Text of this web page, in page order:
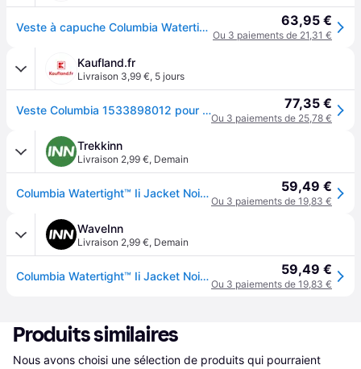
Veste à capuche Columbia Watertight II noir charbon - XL - Black 63,95 €
Ou 3 paiements de 21,31 €
Kaufland.fr
Livraison 3,99 €, 5 jours
Veste Columbia 1533898012 pour Homme 77,35 €
Ou 3 paiements de 25,78 €
Trekkinn
Livraison 2,99 €, Demain
Columbia Watertight™ Ii Jacket Noir XL Homme 59,49 €
Ou 3 paiements de 19,83 €
WaveInn
Livraison 2,99 €, Demain
Columbia Watertight™ Ii Jacket Noir XL Homme 59,49 €
Ou 3 paiements de 19,83 €
Produits similaires
Nous avons choisi une sélection de produits qui pourraient